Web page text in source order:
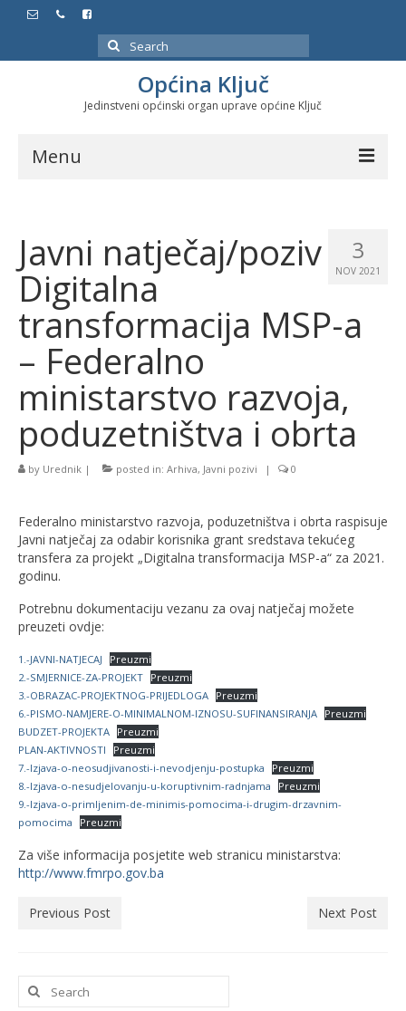
Search
for:
Općina Ključ
Jedinstveni općinski organ uprave općine Ključ
Menu
Službeni glasnici
Javne nabavke
Značajni datumi i manifestacije
Program energetske efikasnosti u stambenom
sektoru
3
NOV 2021
Javni natječaj/poziv
Digitalna
transformacija MSP-a
– Federalno
ministarstvo razvoja,
poduzetništva i obrta
by Urednik | posted in: Arhiva, Javni pozivi | 0
Federalno ministarstvo razvoja, poduzetništva i obrta raspisuje
Javni natječaj za odabir korisnika grant sredstava tekućeg
transfera za projekt „Digitalna transformacija MSP-a“ za 2021.
godinu.
Potrebnu dokumentaciju vezanu za ovaj natječaj možete
preuzeti ovdje:
1.-JAVNI-NATJECAJ
Preuzmi
2.-SMJERNICE-ZA-PROJEKT Preuzmi
3.-OBRAZAC-PROJEKTNOG-PRIJEDLOGA Preuzmi
6.-PISMO-NAMJERE-O-MINIMALNOM-IZNOSU-SUFINANSIRANJA Preuzmi
BUDZET-PROJEKTA Preuzmi
PLAN-AKTIVNOSTI
Preuzmi
7.-Izjava-o-neosudjivanosti-i-nevodjenju-postupka
Preuzmi
8.-Izjava-o-nesudjelovanju-u-koruptivnim-radnjama
Preuzmi
9.-Izjava-o-primljenim-de-minimis-pomocima-i-drugim-drzavnim-
pomocima
Preuzmi
Za više informacija posjetite web stranicu ministarstva:
http://www.fmrpo.gov.ba
Previous Post Next Post
Search
for: